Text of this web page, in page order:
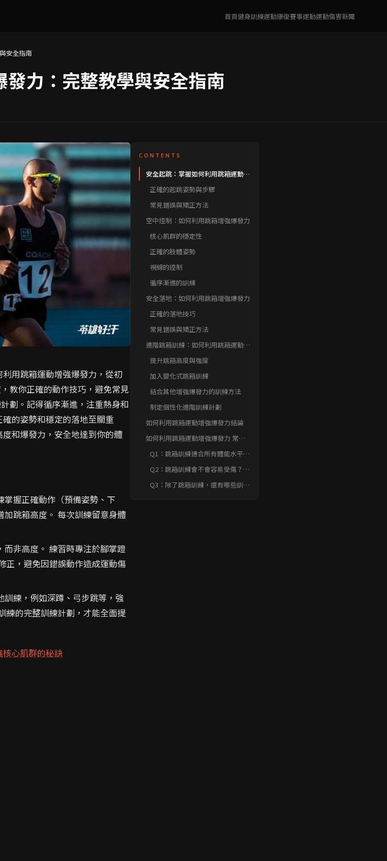
首頁健身訓練運動康復賽事運動運動傷害新聞
安全指南
力：完整教學與安全指南
用跳箱運動增強爆發力，從初
教你正確的動作技巧，避免常見
劃。記得循序漸進，注重熱身和
的姿勢和穩定的落地至關重
和爆發力，安全地達到你的體
握正確動作（預備姿勢、下
跳箱高度。 每次訓練留意身體
非高度。 練習時專注於腳掌蹬
正，避免因錯誤動作造成運動傷
練，例如深蹲、弓步跳等，強
練的完整訓練計劃，才能全面提
心肌群的秘訣
CONTENTS
安全起跳：掌握如何利用跳箱運動增
正確的起跳姿勢與步驟
常見錯誤與矯正方法
空中控制：如何利用跳箱增強爆發力
核心肌群的穩定性
正確的肢體姿勢
視線的控制
循序漸進的訓練
安全落地：如何利用跳箱增強爆發力
正確的落地技巧
常見錯誤與矯正方法
進階跳箱訓練：如何利用跳箱運動增
提升跳箱高度與強度
加入變化式跳箱訓練
結合其他增強爆發力的訓練方法
制定個性化進階訓練計劃
如何利用跳箱運動增強爆發力結論
如何利用跳箱運動增強爆發力 常見
Q1：跳箱訓練適合所有體能水平的
Q2：跳箱訓練會不會容易受傷？如
Q3：除了跳箱訓練，還有哪些訓練